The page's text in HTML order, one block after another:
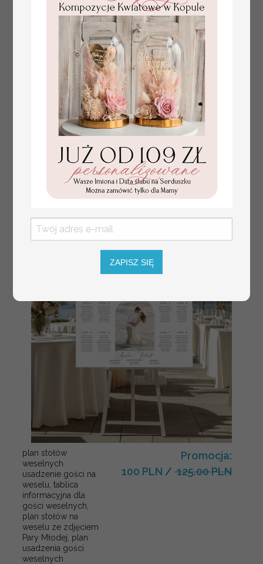
numerki na stół weselny
z tłoczonymi kwiatami,
eleganckie numerki na
stoły weselne, tłoczone
numerki na stół weselny,
dekoracja stołów
Promocja:
10 PLN/13.00 PLN
plan stołów
weselnych
usadzenie gości na
weselu, tablica
informacyjna dla
gości weselnych,
plan stołów na
weselu ze zdjęciem
Pary Młodej, plan
usadzenia gości
weselnych
Promocja:
100 PLN / 125.00 PLN
ZAPISZ SIĘ